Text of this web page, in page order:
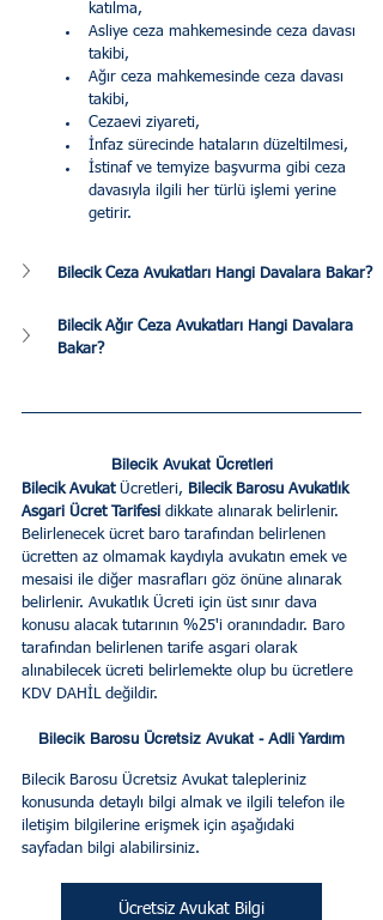
katılma,
Asliye ceza mahkemesinde ceza davası
takibi,
Ağır ceza mahkemesinde ceza davası
takibi,
Cezaevi ziyareti,
İnfaz sürecinde hataların düzeltilmesi,
İstinaf ve temyize başvurma gibi ceza
davasıyla ilgili her türlü işlemi yerine
getirir.
Bilecik Ceza Avukatları Hangi Davalara Bakar?
Bilecik Ağır Ceza Avukatları Hangi Davalara
Bakar?
Bilecik Avukat Ücretleri
Bilecik Avukat Ücretleri, Bilecik Barosu Avukatlık
Asgari Ücret Tarifesi dikkate alınarak belirlenir.
Belirlenecek ücret baro tarafından belirlenen
ücretten az olmamak kaydıyla avukatın emek ve
mesaisi ile diğer masrafları göz önüne alınarak
belirlenir. Avukatlık Ücreti için üst sınır dava
konusu alacak tutarının %25'i oranındadır. Baro
tarafından belirlenen tarife asgari olarak
alınabilecek ücreti belirlemekte olup bu ücretlere
KDV DAHİL değildir.
Bilecik Barosu Ücretsiz Avukat - Adli Yardım
Bilecik Barosu Ücretsiz Avukat talepleriniz
konusunda detaylı bilgi almak ve ilgili telefon ile
iletişim bilgilerine erişmek için aşağıdaki
sayfadan bilgi alabilirsiniz.
Ücretsiz Avukat Bilgi